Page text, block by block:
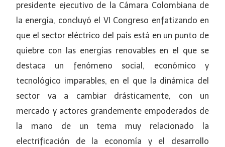
presidente ejecutivo de la Cámara Colombiana de
la energía, concluyó el VI Congreso enfatizando en
que el sector eléctrico del país está en un punto de
quiebre con las energías renovables en el que se
destaca un fenómeno social, económico y
tecnológico imparables, en el que la dinámica del
sector va a cambiar drásticamente, con un
mercado y actores grandemente empoderados de
la mano de un tema muy relacionado la
electrificación de la economía y el desarrollo